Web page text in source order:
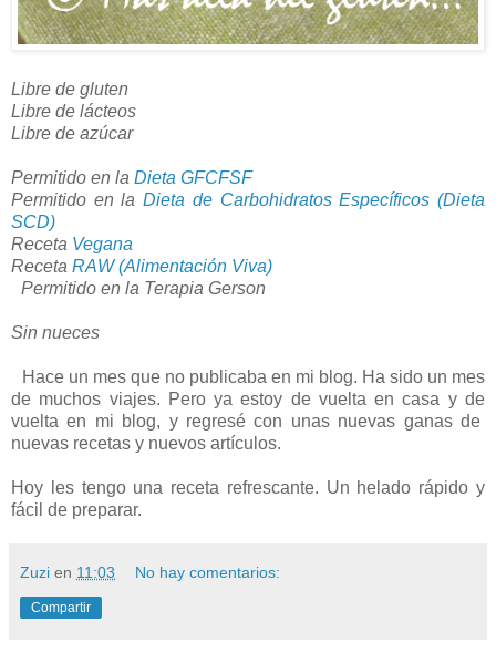
Libre de gluten
Libre de lácteos
Libre de azúcar
Permitido en la Dieta GFCFSF
Permitido en laDieta de Carbohidratos Específicos (Dieta
SCD)
Receta Vegana
Receta RAW (Alimentación Viva)
Permitido en la Terapia Gerson
Sin nueces
Hace un mes que no publicaba en mi blog. Ha sido un mes
de muchos viajes. Pero ya estoy de vuelta en casa y de
vuelta en mi blog, y regresé con unas nuevas ganas de
nuevas recetas y nuevos artículos.
Hoy les tengo una receta refrescante. Un helado rápido y
fácil de preparar.
Zuzi en 11:03 No hay comentarios:
Compartir